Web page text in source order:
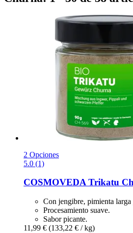
2 Opciones
5.0 (1)
COSMOVEDATrikatu
Con jengibre, pimienta larga
Procesamiento suave.
Sabor picante.
11,99 € (133,22 € / kg)